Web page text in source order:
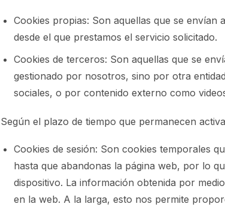
Cookies propias: Son aquellas que se
desde el que prestamos el servicio solicitado.
Cookies de terceros: Son aquellas que se
gestionado por nosotros, sino por otra
sociales, o por contenido externo como
Según el plazo de tiempo que permanecen
Cookies de sesión: Son cookies temporales
hasta que abandonas la página web, por lo
dispositivo. La información obtenida por
en la web. A la larga, esto nos permite